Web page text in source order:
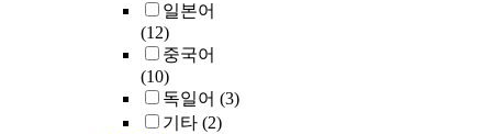
일본어
(12)
중국어
(10)
독일어 (3)
기타 (2)